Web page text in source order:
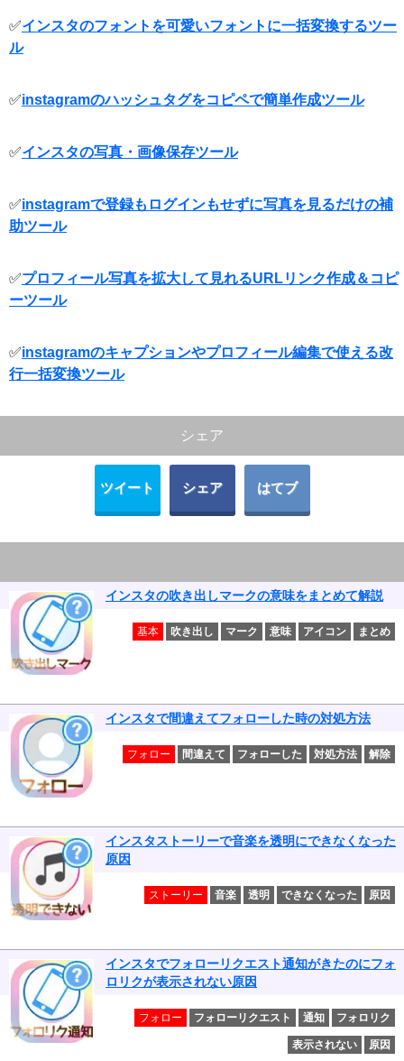
✅インスタのフォントを可愛いフォントに一括変換するツー
ル
✅instagramのハッシュタグをコピペで簡単作成ツール
✅インスタの写真・画像保存ツール
✅instagramで登録もログインもせずに写真を見るだけの補
助ツール
✅プロフィール写真を拡大して見れるURLリンク作成＆コピ
ーツール
✅instagramのキャプションやプロフィール編集で使える改
行一括変換ツール
シェア
ツイート シェア はてブ
インスタの吹き出しマークの意味をまとめて解説
基本 吹き出し マーク 意味 アイコン まとめ
インスタで間違えてフォローした時の対処方法
フォロー 間違えて フォローした 対処方法 解除
インスタストーリーで音楽を透明にできなくなった
原因
ストーリー 音楽 透明 できなくなった 原因
インスタでフォローリクエスト通知がきたのにフォ
ロリクが表示されない原因
フォロー フォローリクエスト 通知 フォロリク
表示されない 原因